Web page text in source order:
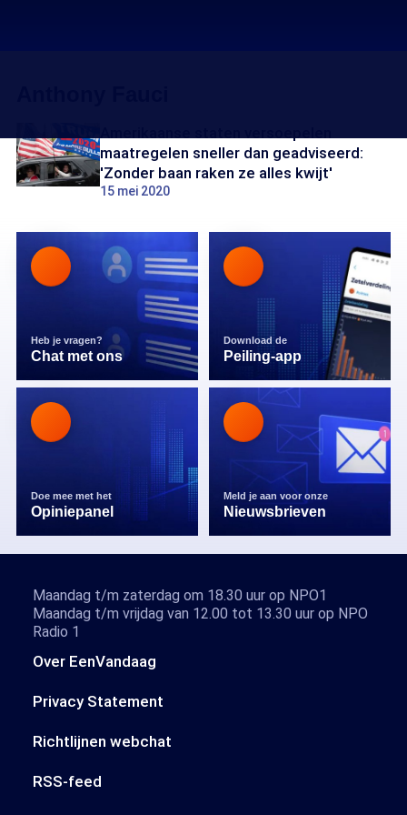
maatregelen sneller dan geadviseerd:
'Zonder baan raken ze alles kwijt'
15 mei 2020
Heb je vragen?
Chat met ons
Download de
Peiling-app
Doe mee met het
Opiniepanel
Meld je aan voor onze
Nieuwsbrieven
Over EenVandaag
Privacy Statement
Richtlijnen webchat
RSS-feed
Maandag t/m zaterdag om 18.30 uur op NPO1
Maandag t/m vrijdag van 12.00 tot 13.30 uur op NPO
Radio 1